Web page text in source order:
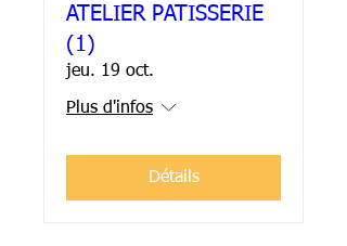
ATELIER PATISSERIE
(1)
jeu. 19 oct.
Plus d'infos
Détails